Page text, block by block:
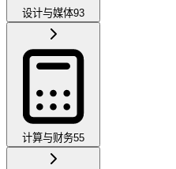
设计与媒体93
计算与财务55